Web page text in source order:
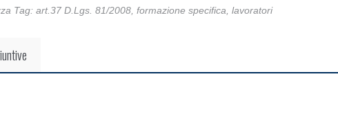
Tag: art.37 D.Lgs. 81/2008 formazione specifica lavoratori